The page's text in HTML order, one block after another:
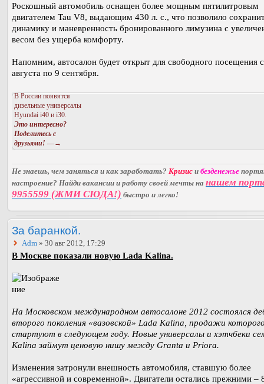
Роскошный автомобиль оснащен более мощным пятилитровым
двигателем Tau V8, выдающим 430 л. с., что позволило
динамику и маневренность бронированного лимузина с
весом без ущерба комфорту.
Напомним, автосалон будет открыт для свободного посещения
августа по 9 сентября.
В России появятся
дизельные универсалы
Hyundai i40 и i30.
Это интересно?
Поделитесь с
друзьями! —→
Не знаешь, чем заняться и как заработать? Кризис и безденежье
настроение? Найди вакансии и работу своей мечты на нашем
9955599 (ЖМИ СЮДА!) быстро и легко!
За баранкой.
Adm » 30 авг 2012, 17:29
В Москве показали новую Lada Kalina.
На Московском международном автосалоне 2012 состоялся
второго поколения «вазовской» Lada Kalina, продажи
стартуют в следующем году. Новые универсалы и хэтчбеки
Kalina займут ценовую нишу между Granta и Priora.
Изменения затронули внешность автомобиля, ставшую более
«агрессивной и современной». Двигатели остались прежними –